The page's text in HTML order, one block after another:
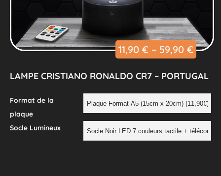
11,90 € – 59,90 €
LAMPE CRISTIANO RONALDO CR7 – PORTUGAL
Format de la
plaque
Socle Lumineux